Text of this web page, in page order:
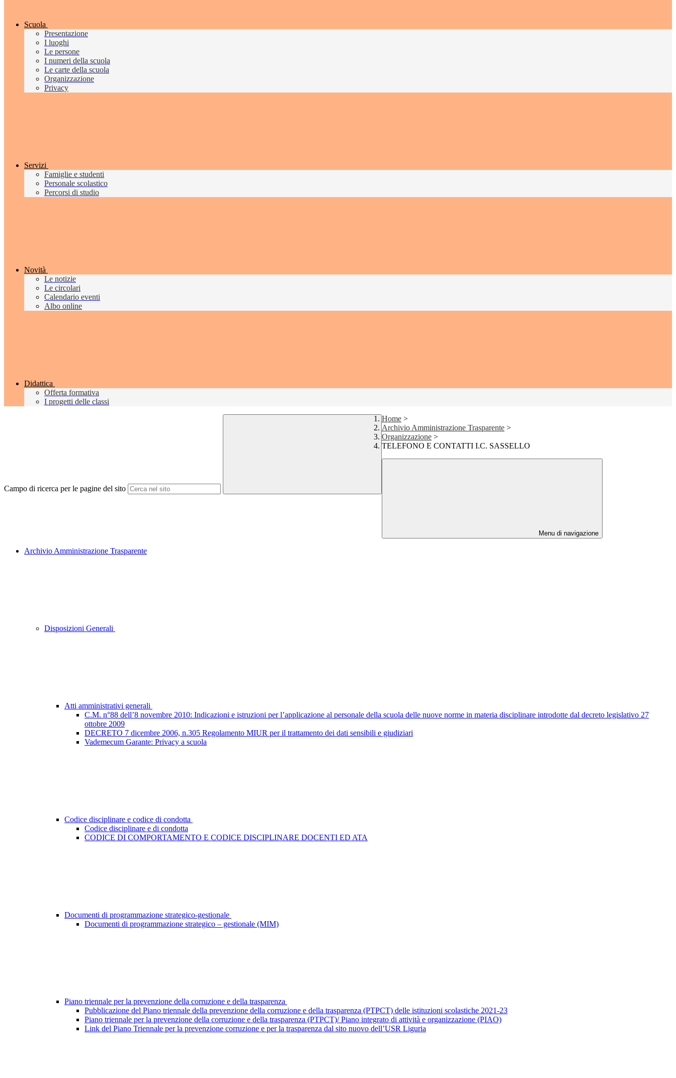
Scuola
Presentazione
I luoghi
Le persone
I numeri della scuola
Le carte della scuola
Organizzazione
Privacy
Servizi
Famiglie e studenti
Personale scolastico
Percorsi di studio
Novità
Le notizie
Le circolari
Calendario eventi
Albo online
Didattica
Offerta formativa
I progetti delle classi
Campo di ricerca per le pagine del sito
Home >
Archivio Amministrazione Trasparente >
Organizzazione >
TELEFONO E CONTATTI I.C. SASSELLO
Menu di navigazione
Archivio Amministrazione Trasparente
Disposizioni Generali
Atti amministrativi generali
C.M. n°88 dell’8 novembre 2010: Indicazioni e istruzioni per l’applicazione al personale della scuola delle nuove norme in materia disciplinare introdotte dal decreto legislativo 27
ottobre 2009
DECRETO 7 dicembre 2006, n.305 Regolamento MIUR per il trattamento dei dati sensibili e giudiziari
Vademecum Garante: Privacy a scuola
Codice disciplinare e codice di condotta
Codice disciplinare e di condotta
CODICE DI COMPORTAMENTO E CODICE DISCIPLINARE DOCENTI ED ATA
Documenti di programmazione strategico-gestionale
Documenti di programmazione strategico – gestionale (MIM)
Piano triennale per la prevenzione della corruzione e della trasparenza
Pubblicazione del Piano triennale della prevenzione della corruzione e della trasparenza (PTPCT) delle istituzioni scolastiche 2021-23
Piano triennale per la prevenzione della corruzione e della trasparenza (PTPCT)/ Piano integrato di attività e organizzazione (PIAO)
Link del Piano Triennale per la prevenzione corruzione e per la trasparenza dal sito nuovo dell’USR Liguria